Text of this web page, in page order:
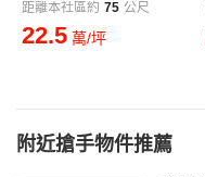
距離本社區約 75 公尺
22.5 萬/坪
附近搶手物件推薦